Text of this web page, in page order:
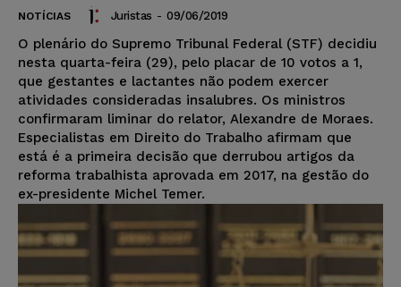
NOTÍCIAS Juristas - 09/06/2019
O plenário do Supremo Tribunal Federal (STF) decidiu
nesta quarta-feira (29), pelo placar de 10 votos a 1,
que gestantes e lactantes não podem exercer
atividades consideradas insalubres. Os ministros
confirmaram liminar do relator, Alexandre de Moraes.
Especialistas em Direito do Trabalho afirmam que
está é a primeira decisão que derrubou artigos da
reforma trabalhista aprovada em 2017, na gestão do
ex-presidente Michel Temer.